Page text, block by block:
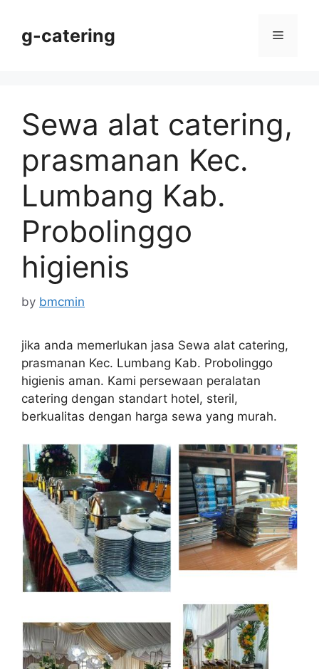
contentg-catering Menu
Sewa alat catering,
prasmanan Kec.
Lumbang Kab.
Probolinggo
higienis
by bmcmin
jika anda memerlukan jasa Sewa alat catering,
prasmanan Kec. Lumbang Kab. Probolinggo
higienis aman. Kami persewaan peralatan
catering dengan standart hotel, steril,
berkualitas dengan harga sewa yang murah.